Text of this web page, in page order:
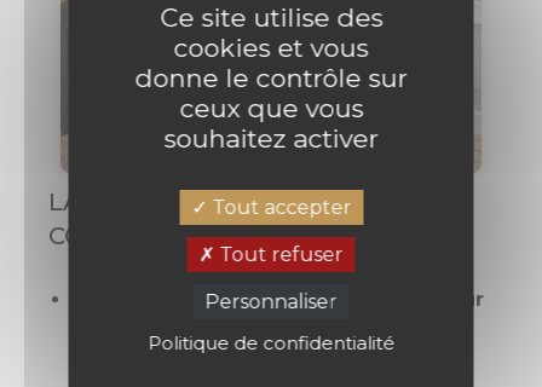
LA LUMIÈRE : LE SECRET DES
COULOIRS AVEUGLES.
Teintes Solaires et Naturelles
Chaleur
immédiate: Le jaune moutarde, le
Ce site utilise des
cookies et vous
donne le contrôle sur
ceux que vous
souhaitez activer
Tout accepter
Tout refuser
Personnaliser
Politique de confidentialité